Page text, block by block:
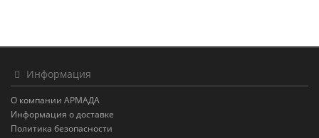
Информация
О компании АРМАДА
Информация о доставке
Политика безопасности